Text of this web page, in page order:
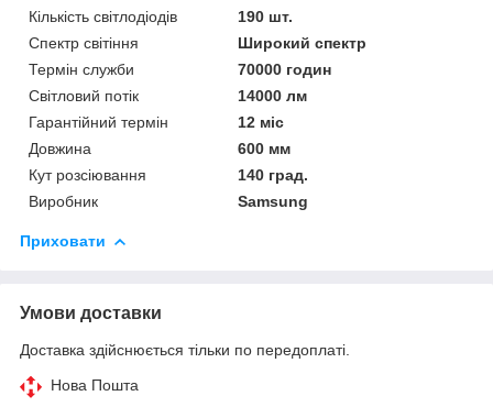
Кількість світлодіодів
190 шт.
Спектр світіння
Широкий спектр
Термін служби
70000 годин
Світловий потік
14000 лм
Гарантійний термін
12 міс
Довжина
600 мм
Кут розсіювання
140 град.
Виробник
Samsung
Приховати
Умови доставки
Доставка здійснюється тільки по передоплаті.
Нова Пошта